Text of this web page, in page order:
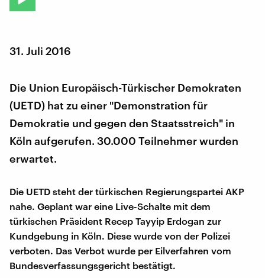
31. Juli 2016
Die Union Europäisch-Türkischer Demokraten
(UETD) hat zu einer "Demonstration für
Demokratie und gegen den Staatsstreich" in
Köln aufgerufen. 30.000 Teilnehmer wurden
erwartet.
Die UETD steht der türkischen Regierungspartei AKP
nahe. Geplant war eine Live-Schalte mit dem
türkischen Präsident Recep Tayyip Erdogan zur
Kundgebung in Köln. Diese wurde von der Polizei
verboten. Das Verbot wurde per Eilverfahren vom
Bundesverfassungsgericht bestätigt.